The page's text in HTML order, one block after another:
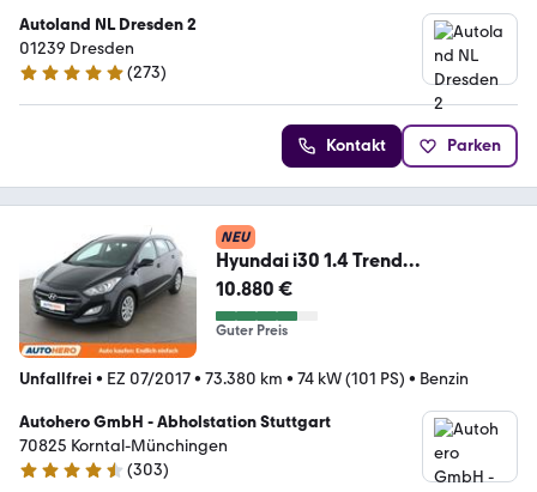
Autoland NL Dresden 2
01239 Dresden
4.9 Sterne
(273)
Kontakt Parken
NEU
Hyundai i30 1.4 Trend
blue*NAVI*TEMPO*PDC*SHZ*KLI
MA*
10.880 €
Guter Preis
Unfallfrei • EZ 07/2017• 73.380 km • 74 kW (101 PS) • Benzin
Autohero GmbH - Abholstation Stuttgart
70825 Korntal-Münchingen
4.4 Sterne
(303)